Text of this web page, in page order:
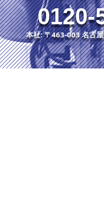
0120-
本社: 〒463-003 名古